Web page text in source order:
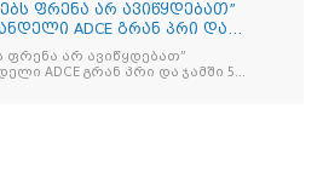
ფრენა არ ავიწყდებათ”
ADCE გრან პრი და
ფრენა არ ავიწყდებათ”
პრი და ჯამში 5